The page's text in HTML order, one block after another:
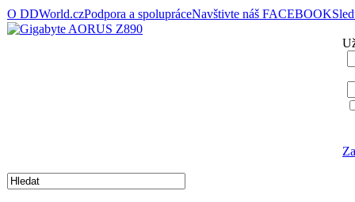
O DDWorld.czPodpora a spolupráceNavštivte náš FACEBOOK